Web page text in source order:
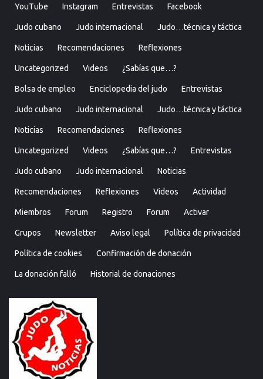
YouTube Instagram Entrevistas Facebook
Judo cubano Judo internacional Judo…técnica y táctica
Noticias Recomendaciones Reflexiones
Uncategorized Videos ¿Sabías que…?
Bolsa de empleo Enciclopedia del judo Entrevistas
Judo cubano Judo internacional Judo…técnica y táctica
Noticias Recomendaciones Reflexiones
Uncategorized Videos ¿Sabías que…? Entrevistas
Judo cubano Judo internacional Noticias
Recomendaciones Reflexiones Videos Actividad
Miembros Forum Registro Forum Activar
Grupos Newsletter Aviso legal Política de privacidad
Política de cookies Confirmación de donación
La donación falló Historial de donaciones